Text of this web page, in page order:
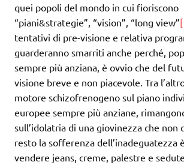
quei popoli del mondo in cui fioriscono
“piani&strategie”, “vision”, “long view”
tentativi di pre-visione e relativa
guarderanno smarriti anche perché,
sempre più anziana, è ovvio che del
visione breve e non piacevole. Tra
motore schizofrenogeno sul piano
europee sempre più anziane,
sull’idolatria di una giovinezza che non
resto la sofferenza dell’inadeguatezza
vendere jeans, creme, palestre e